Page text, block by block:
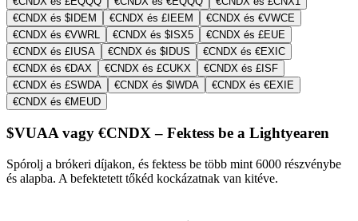
€CNDX és $IDEM
€CNDX és £IEEM
€CNDX és €VWCE
€CNDX és €VWRL
€CNDX és $ISX5
€CNDX és £EUE
€CNDX és £IUSA
€CNDX és $IDUS
€CNDX és €EXIC
€CNDX és €DAX
€CNDX és £CUKX
€CNDX és £ISF
€CNDX és £SWDA
€CNDX és $IWDA
€CNDX és €EXIE
€CNDX és €MEUD
$VUAA vagy €CNDX – Fektess be a Lightyearen
Spórolj a brókeri díjakon, és fektess be több mint 6000 részvénybe
és alapba. A befektetett tőkéd kockázatnak van kitéve.